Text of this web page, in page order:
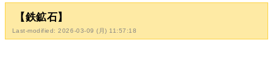
【鉄鉱石】
Last-modified: 2026-03-09 (月) 11:57:18